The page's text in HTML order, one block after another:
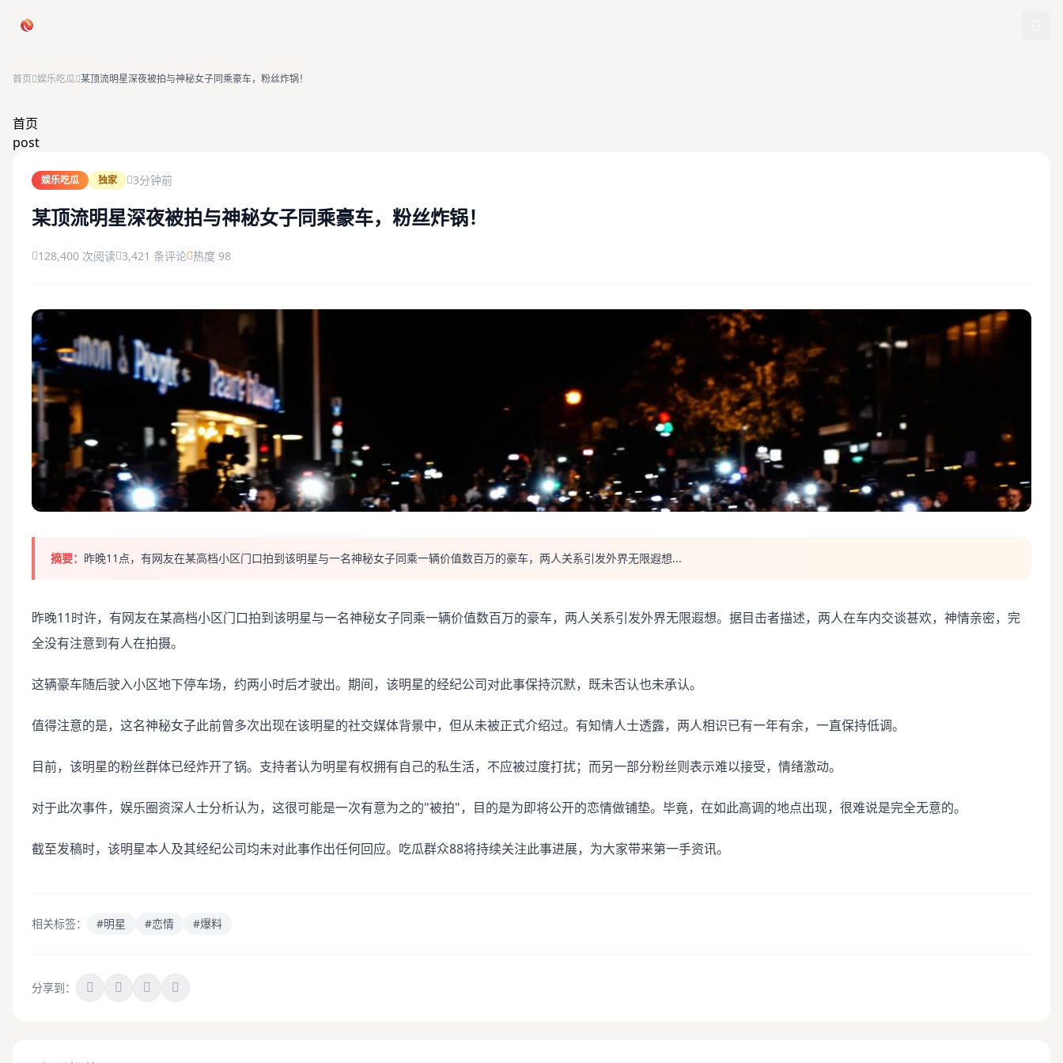
首页 娱乐吃瓜 某顶流明星深夜被拍与神秘女子同乘豪车，粉丝炸锅！
首页
post
娱乐吃瓜 独家 3分钟前
某顶流明星深夜被拍与神秘女子同乘豪车，粉丝炸锅！
128,400 次阅读 3,421 条评论 热度 98
摘要： 昨晚11点，有网友在某高档小区门口拍到该明星与一名神秘女子同乘一辆价值数百万的豪车，两人关系引发外界无限遐想...
昨晚11时许，有网友在某高档小区门口拍到该明星与一名神秘女子同乘一辆价值数百万的豪车，两人关系引发外界无限遐想。据目击者描述，两人在车内交谈甚欢，神情亲密，完
全没有注意到有人在拍摄。
这辆豪车随后驶入小区地下停车场，约两小时后才驶出。期间，该明星的经纪公司对此事保持沉默，既未否认也未承认。
值得注意的是，这名神秘女子此前曾多次出现在该明星的社交媒体背景中，但从未被正式介绍过。有知情人士透露，两人相识已有一年有余，一直保持低调。
目前，该明星的粉丝群体已经炸开了锅。支持者认为明星有权拥有自己的私生活，不应被过度打扰；而另一部分粉丝则表示难以接受，情绪激动。
对于此次事件，娱乐圈资深人士分析认为，这很可能是一次有意为之的"被拍"，目的是为即将公开的恋情做铺垫。毕竟，在如此高调的地点出现，很难说是完全无意的。
截至发稿时，该明星本人及其经纪公司均未对此事作出任何回应。吃瓜群众88将持续关注此事进展，为大家带来第一手资讯。
相关标签： #明星 #恋情 #爆料
分享到：